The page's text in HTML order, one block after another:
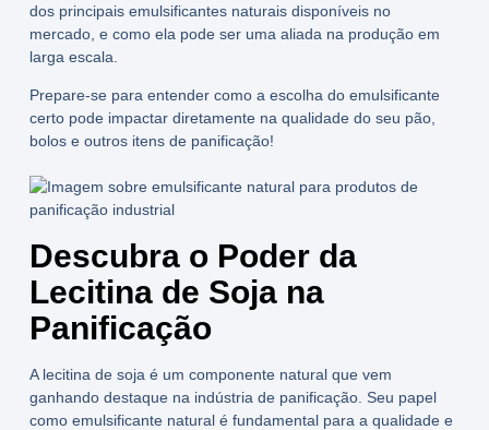
dos principais emulsificantes naturais disponíveis no
mercado, e como ela pode ser uma aliada na produção em
larga escala.
Prepare-se para entender como a escolha do emulsificante
certo pode impactar diretamente na qualidade do seu pão,
bolos e outros itens de panificação!
Descubra o Poder da
Lecitina de Soja na
Panificação
A lecitina de soja é um componente natural que vem
ganhando destaque na indústria de panificação. Seu papel
como emulsificante naturalé fundamental para a qualidade e